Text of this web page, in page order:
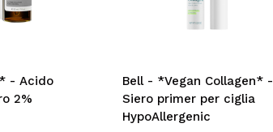
- Acido
2%
Bell - *Vegan Collagen* -
Siero primer per ciglia
HypoAllergenic